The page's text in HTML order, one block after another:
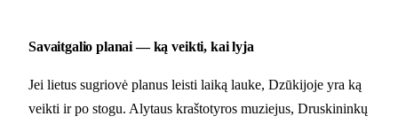
Savaitgalio planai — ką veikti, kai lyja
Jei lietus sugriovė planus leisti laiką lauke, Dzūkijoje yra ką
veikti ir po stogu. Alytaus kraštotyros muziejus, Druskininkų